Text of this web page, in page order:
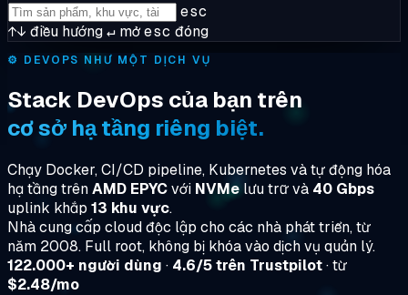
esc
↑↓ điều hướng↵ mởesc đóng
⚙️ DEVOPS NHƯ MỘT DỊCH VỤ
Stack DevOps của bạn trên
cơ sở hạ tầng riêng biệt.
Chạy Docker, CI/CD pipeline, Kubernetes và tự động hóa
hạ tầng trênAMD EPYCvới NVMe lưu trữ và 40 Gbps
uplink khắp 13 khu vực.
Nhà cung cấp cloud độc lập cho các nhà phát triển, từ
năm 2008. Full root, không bị khóa vào dịch vụ quản lý.
122.000+ người dùng · 4.6/5 trên Trustpilot· từ
$2.48/mo